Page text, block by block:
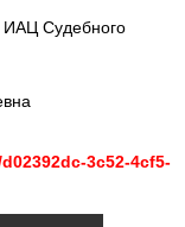
Судебного
3c52-4cf5-